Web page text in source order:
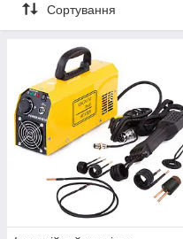
Сортування